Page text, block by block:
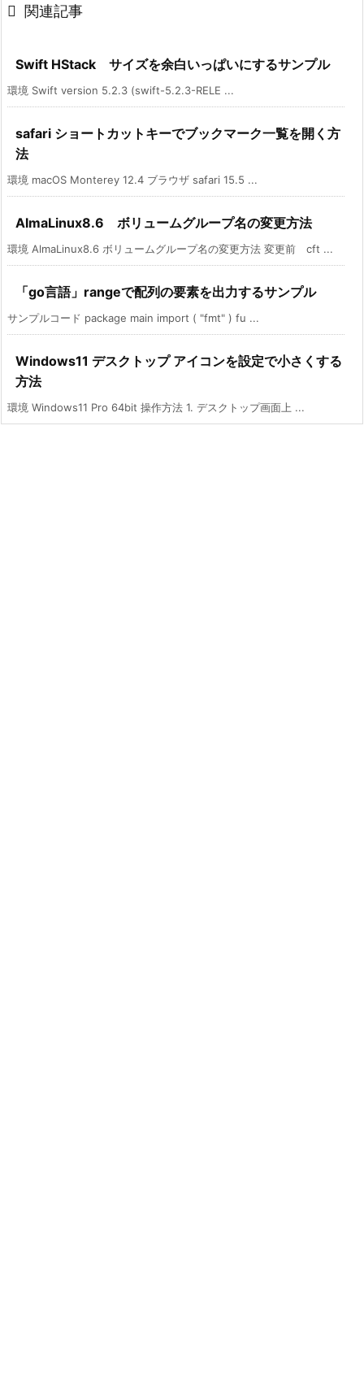
 関連記事
Swift HStack サイズを余白いっぱいにするサンプル
環境 Swift version 5.2.3 (swift-5.2.3-RELE ...
safari ショートカットキーでブックマーク一覧を開く方
法
環境 macOS Monterey 12.4 ブラウザ safari 15.5 ...
AlmaLinux8.6 ボリュームグループ名の変更方法
環境 AlmaLinux8.6 ボリュームグループ名の変更方法 変更前 cft ...
「go言語」rangeで配列の要素を出力するサンプル
サンプルコード package main import ( "fmt" ) fu ...
Windows11 デスクトップ アイコンを設定で小さくする
方法
環境 Windows11 Pro 64bit 操作方法 1. デスクトップ画面上 ...